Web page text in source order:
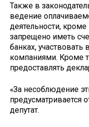
Также в
ведение
деятельности,
запрещено иметь
банках,
компаниями. Кроме
предоставлять
«За несоблюдение
предусматривается
депутат.